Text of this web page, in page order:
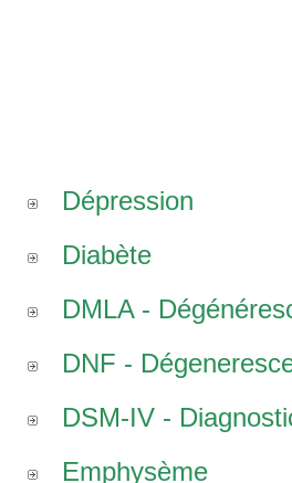
Dépression
Diabète
DMLA -
DNF -
DSM-IV -
Emphysème